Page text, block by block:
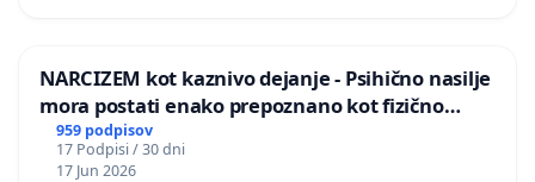
NARCIZEM kot kaznivo dejanje - Psihično nasilje
mora postati enako prepoznano kot fizično
nasilje
959 podpisov
17 Podpisi / 30 dni
17 Jun 2026